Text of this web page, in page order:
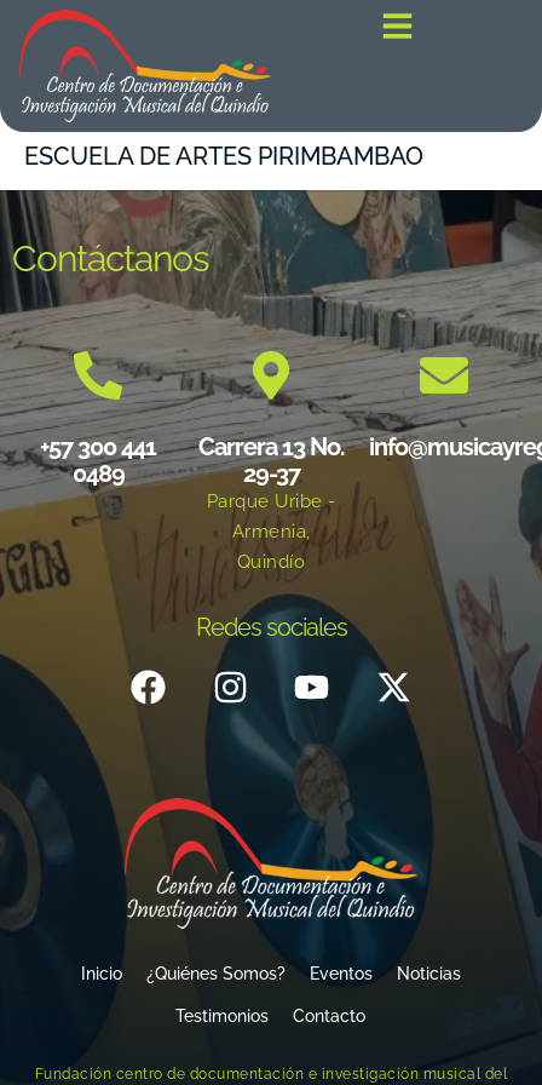
contenido
ESCUELA DE ARTES PIRIMBAMBAO
Contáctanos
+57 300 441
0489
Carrera 13 No.
29-37
Parque Uribe -
Armenia,
Quindío
Redes sociales
Inicio ¿Quiénes Somos? Eventos Noticias
Testimonios Contacto
Fundación centro de documentación e investigación musical del